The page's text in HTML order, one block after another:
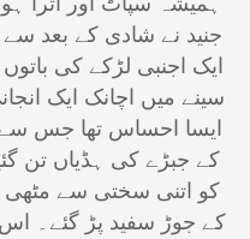
جنید نے شادی کے بعد
ایک اجنبی لڑکے کی
سینے میں اچانک ایک
ایسا احساس تھا جس سے
کے جبڑے کی ہڈیاں تن
کو اتنی سختی سے مٹھی
کے جوڑ سفید پڑ گئے۔